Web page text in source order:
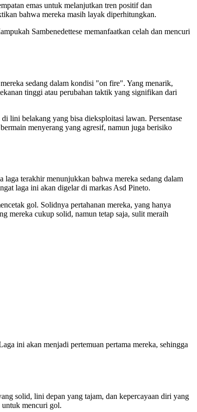
emas untuk melanjutkan tren positif dan
bahwa mereka masih layak diperhitungkan.
Sambenedettese memanfaatkan celah dan mencuri
sedang dalam kondisi "on fire". Yang menarik,
tinggi atau perubahan taktik yang signifikan dari
lini belakang yang bisa dieksploitasi lawan. Persentase
menyerang yang agresif, namun juga berisiko
terakhir menunjukkan bahwa mereka sedang dalam
laga ini akan digelar di markas Asd Pineto.
gol. Solidnya pertahanan mereka, yang hanya
mereka cukup solid, namun tetap saja, sulit meraih
ini akan menjadi pertemuan pertama mereka, sehingga
solid, lini depan yang tajam, dan kepercayaan diri yang
untuk mencuri gol.